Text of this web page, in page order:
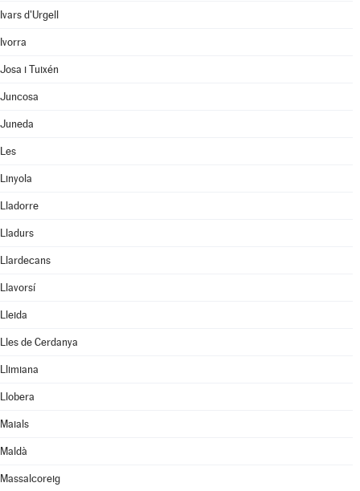
Ivars d'Urgell
Ivorra
Josa i Tuixén
Juncosa
Juneda
Les
Linyola
Lladorre
Lladurs
Llardecans
Llavorsí
Lleida
Lles de Cerdanya
Llimiana
Llobera
Maials
Maldà
Massalcoreig